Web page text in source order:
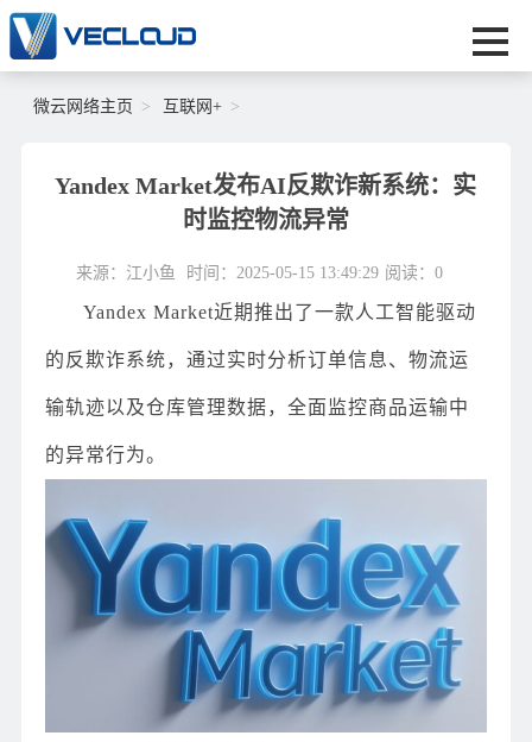
微云网络主页 互联网+
Yandex Market发布AI反欺诈新系统：实
时监控物流异常
来源：江小鱼 时间：2025-05-15 13:49:29 阅读：0
Yandex Market近期推出了一款人工智能驱动
的反欺诈系统，通过实时分析订单信息、物流运
输轨迹以及仓库管理数据，全面监控商品运输中
的异常行为。